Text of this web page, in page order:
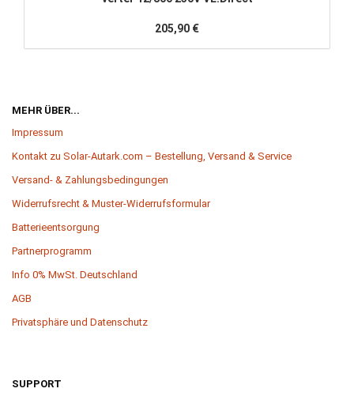
205,90 €
MEHR ÜBER...
Impressum
Kontakt zu Solar-Autark.com – Bestellung, Versand & Service
Versand- & Zahlungsbedingungen
Widerrufsrecht & Muster-Widerrufsformular
Batterieentsorgung
Partnerprogramm
Info 0% MwSt. Deutschland
AGB
Privatsphäre und Datenschutz
SUPPORT